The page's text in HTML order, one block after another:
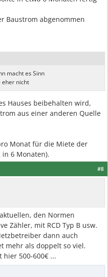
Baustrom abgenommen
macht es Sinn
eher nicht
Hauses beibehalten wird,
aus einer anderen Quelle
Monat für die Miete der
in 6 Monaten).
#8
den Normen
Zähler, mit RCD Typ B usw.
dann auch
mehr als doppelt so viel.
hier 500-600€ ...